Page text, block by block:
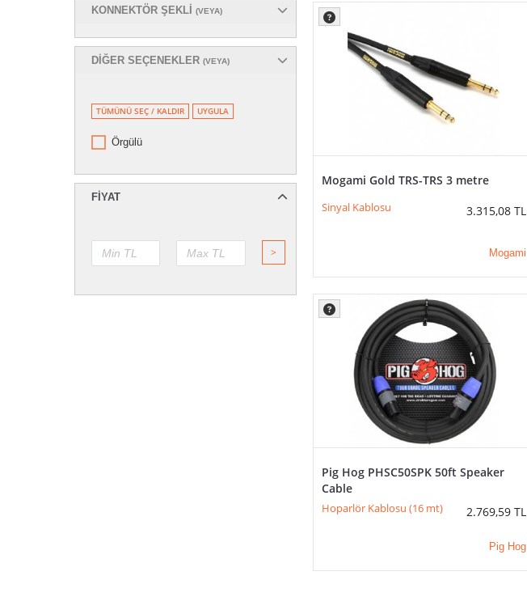
KONNEKTÖR ŞEKLI (VEYA)
DIĞER SEÇENEKLER (VEYA)
TÜMÜNÜ SEÇ / KALDIR UYGULA
Örgülü
FIYAT
>
Mogami Gold TRS-TRS 3 metre
Sinyal Kablosu 3.315,08 TL
Mogami
Pig Hog PHSC50SPK 50ft Speaker
Cable
Hoparlör Kablosu (16 mt) 2.769,59 TL
Pig Hog